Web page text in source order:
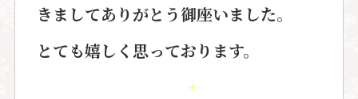
きましてありがとう御座いました。
とても嬉しく思っております。